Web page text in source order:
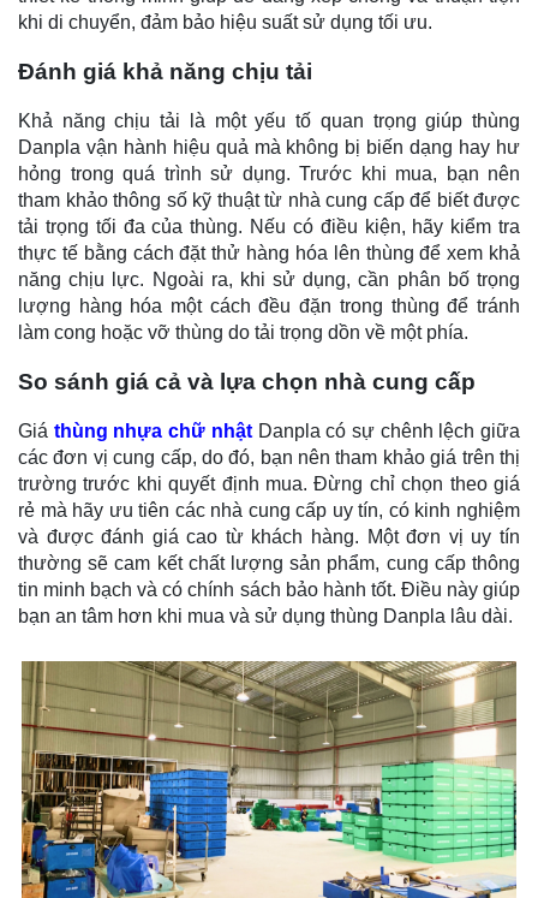
khi di chuyển, đảm bảo hiệu suất sử dụng tối ưu.
Đánh giá khả năng chịu tải
Khả năng chịu tải là một yếu tố quan trọng giúp thùng
Danpla vận hành hiệu quả mà không bị biến dạng hay hư
hỏng trong quá trình sử dụng. Trước khi mua, bạn nên
tham khảo thông số kỹ thuật từ nhà cung cấp để biết được
tải trọng tối đa của thùng. Nếu có điều kiện, hãy kiểm tra
thực tế bằng cách đặt thử hàng hóa lên thùng để xem khả
năng chịu lực. Ngoài ra, khi sử dụng, cần phân bố trọng
lượng hàng hóa một cách đều đặn trong thùng để tránh
làm cong hoặc vỡ thùng do tải trọng dồn về một phía.
So sánh giá cả và lựa chọn nhà cung cấp
Giá thùng nhựa chữ nhậtDanpla có sự chênh lệch giữa
các đơn vị cung cấp, do đó, bạn nên tham khảo giá trên thị
trường trước khi quyết định mua. Đừng chỉ chọn theo giá
rẻ mà hãy ưu tiên các nhà cung cấp uy tín, có kinh nghiệm
và được đánh giá cao từ khách hàng. Một đơn vị uy tín
thường sẽ cam kết chất lượng sản phẩm, cung cấp thông
tin minh bạch và có chính sách bảo hành tốt. Điều này giúp
bạn an tâm hơn khi mua và sử dụng thùng Danpla lâu dài.